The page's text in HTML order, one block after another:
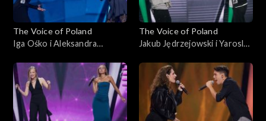
The Voice of Poland
Iga Ośko i Aleksandra
License”; „The Voice of
Poland”, Bitwy, 26
października 2024
The Voice of Poland
Jakub Jędrzejowski i Yaroslav
„The Voice of Poland”, Bitwy,
26 października 2024